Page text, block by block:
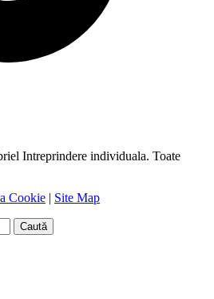
Intreprindere individuala. Toate
Cookie | Site Map
Caută